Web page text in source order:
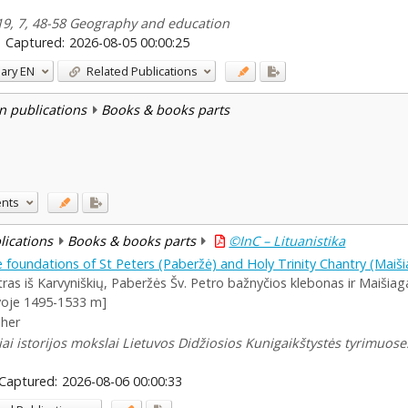
7, 48-58 Geography and education
Captured: 2026-08-05 00:00:25
EN Related Publications
publications Books & books parts
Books & books parts
©InC – Lituanistika
foundations of St Peters (Paberžė) and Holy Trinity Chantry
iš Karvyniškių, Paberžės Šv. Petro bažnyčios klebonas ir
1495-1533 m]
istorijos mokslai Lietuvos Didžiosios Kunigaikštystės
2026-08-06 00:00:33